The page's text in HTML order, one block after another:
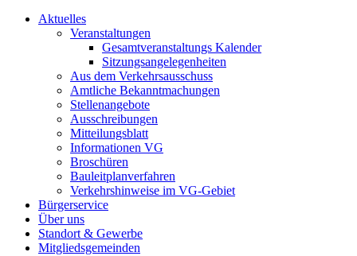
Aktuelles
Veranstaltungen
Gesamtveranstaltungs Kalender
Sitzungsangelegenheiten
Aus dem Verkehrsausschuss
Amtliche Bekanntmachungen
Stellenangebote
Ausschreibungen
Mitteilungsblatt
Informationen VG
Broschüren
Bauleitplanverfahren
Verkehrshinweise im VG-Gebiet
Bürgerservice
Über uns
Standort & Gewerbe
Mitgliedsgemeinden